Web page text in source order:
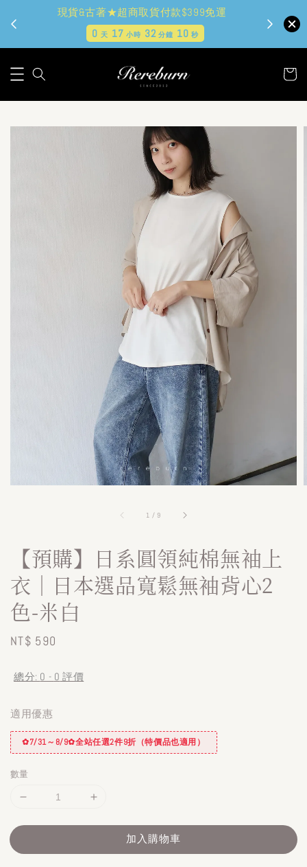
現貨&古著★超商取貨付款$399免運
0天 17小時 32分鐘 8秒
1 / 9
【預購】日系圓領純棉無袖上
衣｜日本選品寬鬆無袖背心2
色-米白
Regular
NT$ 590
總分: 0 - 0 評價
適用優惠
✿7/31～8/9✿全站任選2件9折（特價品也適用）
數量
加入購物車